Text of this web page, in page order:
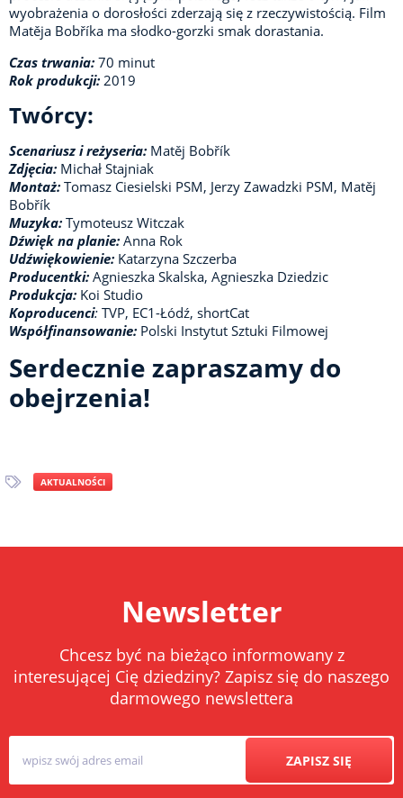
wyobrażenia o dorosłości zderzają się z rzeczywistością. Film
Matěja Bobříka ma słodko-gorzki smak dorastania.
Czas trwania: 70 minut
Rok produkcji: 2019
Twórcy:
Scenariusz i reżyseria: Matěj Bobřík
Zdjęcia: Michał Stajniak
Montaż: Tomasz Ciesielski PSM, Jerzy Zawadzki PSM, Matěj
Bobřík
Muzyka: Tymoteusz Witczak
Dźwięk na planie: Anna Rok
Udźwiękowienie: Katarzyna Szczerba
Producentki: Agnieszka Skalska, Agnieszka Dziedzic
Produkcja: Koi Studio
Koproducenci: TVP, EC1-Łódź, shortCat
Współfinansowanie: Polski Instytut Sztuki Filmowej
Serdecznie zapraszamy do
obejrzenia!
AKTUALNOŚCI
Newsletter
Chcesz być na bieżąco informowany z
interesującej Cię dziedziny? Zapisz się do naszego
darmowego newslettera
ZAPISZ SIĘ